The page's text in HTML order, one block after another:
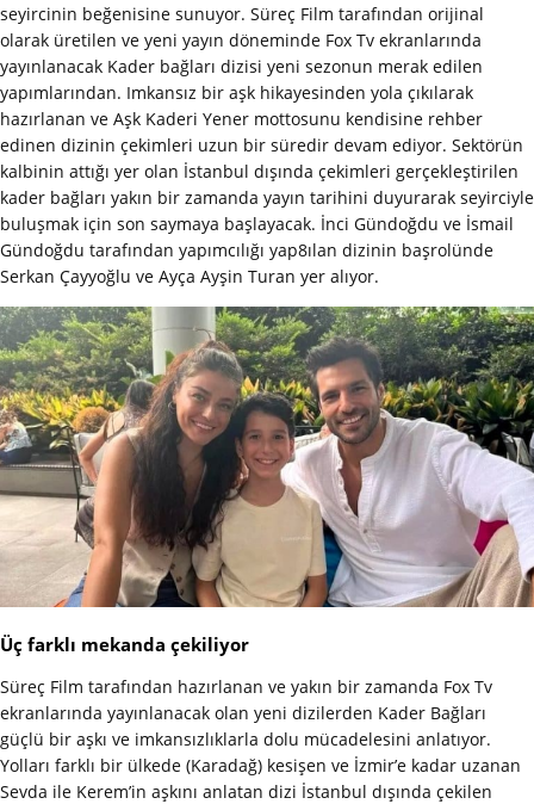
seyircinin beğenisine sunuyor. Süreç Film tarafından orijinal
olarak üretilen ve yeni yayın döneminde Fox Tv ekranlarında
yayınlanacak Kader bağları dizisi yeni sezonun merak edilen
yapımlarından. Imkansız bir aşk hikayesinden yola çıkılarak
hazırlanan ve Aşk Kaderi Yener mottosunu kendisine rehber
edinen dizinin çekimleri uzun bir süredir devam ediyor. Sektörün
kalbinin attığı yer olan İstanbul dışında çekimleri gerçekleştirilen
kader bağları yakın bir zamanda yayın tarihini duyurarak seyirciyle
buluşmak için son saymaya başlayacak. İnci Gündoğdu ve İsmail
Gündoğdu tarafından yapımcılığı yap8ılan dizinin başrolünde
Serkan Çayyoğlu ve Ayça Ayşin Turan yer alıyor.
Üç farklı mekanda çekiliyor
Süreç Film tarafından hazırlanan ve yakın bir zamanda Fox Tv
ekranlarında yayınlanacak olan yeni dizilerden Kader Bağları
güçlü bir aşkı ve imkansızlıklarla dolu mücadelesini anlatıyor.
Yolları farklı bir ülkede (Karadağ) kesişen ve İzmir’e kadar uzanan
Sevda ile Kerem’in aşkını anlatan dizi İstanbul dışında çekilen